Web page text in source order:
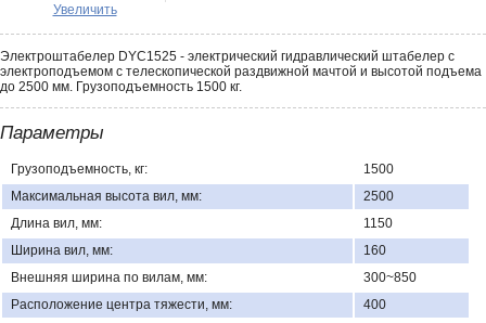
Увеличить
Электроштабелер DYC1525 - электрический гидравлический штабелер с
электроподъемом с телескопической раздвижной мачтой и высотой подъема
до 2500 мм. Грузоподъемность 1500 кг.
Параметры
Грузоподъемность, кг:
1500
Максимальная высота вил, мм:
2500
Длина вил, мм:
1150
Ширина вил, мм:
160
Внешняя ширина по вилам, мм:
300~850
Расположение центра тяжести, мм:
400